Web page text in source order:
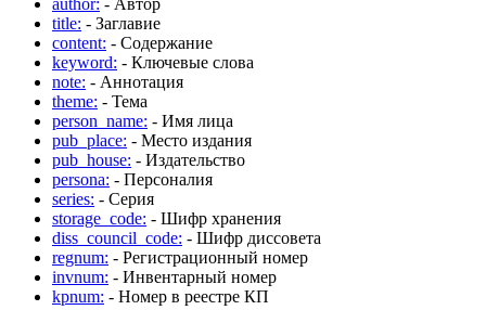
author: - Автор
title: - Заглавие
content: - Содержание
keyword: - Ключевые слова
note: - Аннотация
theme: - Тема
person_name: - Имя лица
pub_place: - Место издания
pub_house: - Издательство
persona: - Персоналия
series: - Серия
storage_code: - Шифр хранения
diss_council_code: - Шифр диссовета
regnum: - Регистрационный номер
invnum: - Инвентарный номер
kpnum: - Номер в реестре КП